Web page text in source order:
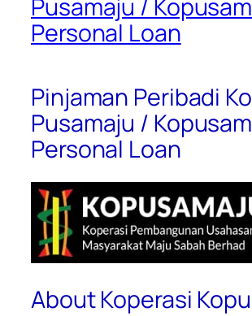
Pusamaju /
Personal Loan
Pinjaman Peribadi
Pusamaju /
Personal Loan
About Koperasi